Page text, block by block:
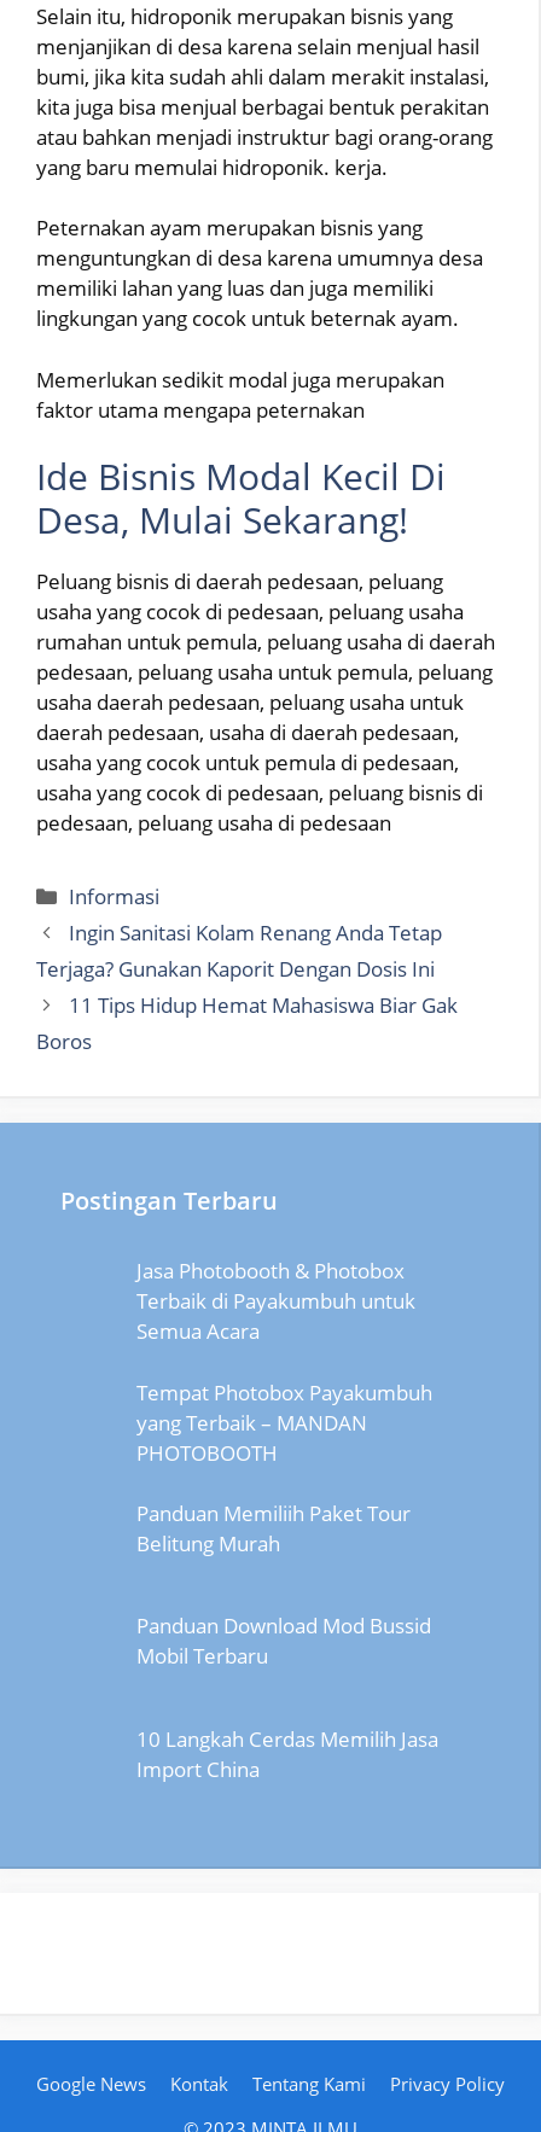
Selain itu, hidroponik merupakan bisnis yang
menjanjikan di desa karena selain menjual hasil
bumi, jika kita sudah ahli dalam merakit instalasi,
kita juga bisa menjual berbagai bentuk perakitan
atau bahkan menjadi instruktur bagi orang-orang
yang baru memulai hidroponik. kerja.
Peternakan ayam merupakan bisnis yang
menguntungkan di desa karena umumnya desa
memiliki lahan yang luas dan juga memiliki
lingkungan yang cocok untuk beternak ayam.
Memerlukan sedikit modal juga merupakan
faktor utama mengapa peternakan
Ide Bisnis Modal Kecil Di
Desa, Mulai Sekarang!
Peluang bisnis di daerah pedesaan, peluang
usaha yang cocok di pedesaan, peluang usaha
rumahan untuk pemula, peluang usaha di daerah
pedesaan, peluang usaha untuk pemula, peluang
usaha daerah pedesaan, peluang usaha untuk
daerah pedesaan, usaha di daerah pedesaan,
usaha yang cocok untuk pemula di pedesaan,
usaha yang cocok di pedesaan, peluang bisnis di
pedesaan, peluang usaha di pedesaan
Categories
Informasi
Ingin Sanitasi Kolam Renang Anda Tetap
Terjaga? Gunakan Kaporit Dengan Dosis Ini
11 Tips Hidup Hemat Mahasiswa Biar Gak
Boros
Postingan Terbaru
Jasa Photobooth & Photobox
Terbaik di Payakumbuh untuk
Semua Acara
Tempat Photobox Payakumbuh
yang Terbaik – MANDAN
PHOTOBOOTH
Panduan Memiliih Paket Tour
Belitung Murah
Panduan Download Mod Bussid
Mobil Terbaru
10 Langkah Cerdas Memilih Jasa
Import China
Google News Kontak Tentang Kami
Privacy Policy